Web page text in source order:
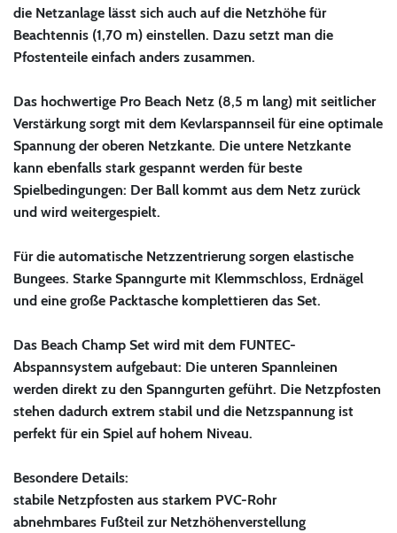
die Netzanlage lässt sich auch auf die Netzhöhe für
Beachtennis (1,70 m) einstellen. Dazu setzt man die
Pfostenteile einfach anders zusammen.
Das hochwertige Pro Beach Netz (8,5 m lang) mit seitlicher
Verstärkung sorgt mit dem Kevlarspannseil für eine optimale
Spannung der oberen Netzkante. Die untere Netzkante
kann ebenfalls stark gespannt werden für beste
Spielbedingungen: Der Ball kommt aus dem Netz zurück
und wird weitergespielt.
Für die automatische Netzzentrierung sorgen elastische
Bungees. Starke Spanngurte mit Klemmschloss, Erdnägel
und eine große Packtasche komplettieren das Set.
Das Beach Champ Set wird mit dem FUNTEC-
Abspannsystem aufgebaut: Die unteren Spannleinen
werden direkt zu den Spanngurten geführt. Die Netzpfosten
stehen dadurch extrem stabil und die Netzspannung ist
perfekt für ein Spiel auf hohem Niveau.
Besondere Details:
stabile Netzpfosten aus starkem PVC-Rohr
abnehmbares Fußteil zur Netzhöhenverstellung